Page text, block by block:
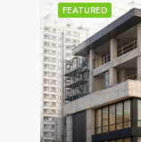
FEATURED